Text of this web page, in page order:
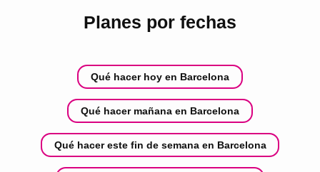
Planes por fechas
Qué hacer hoy en Barcelona
Qué hacer mañana en Barcelona
Qué hacer este fin de semana en Barcelona